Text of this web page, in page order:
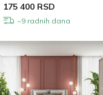
175 400 RSD
~9 radnih dana